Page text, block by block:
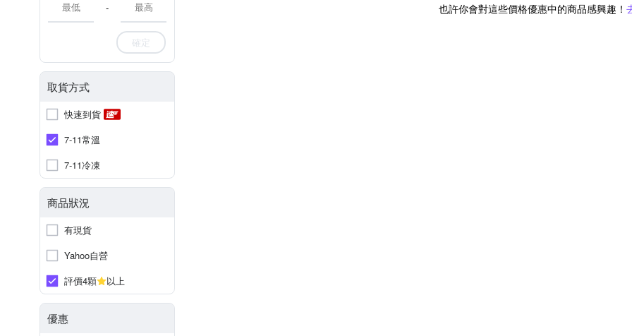
-
確定
取貨方式
快速到貨
7-11常溫
7-11冷凍
商品狀況
有現貨
Yahoo自營
評價4顆
以上
優惠
也許你會對這些價格優惠中的商品感興趣！